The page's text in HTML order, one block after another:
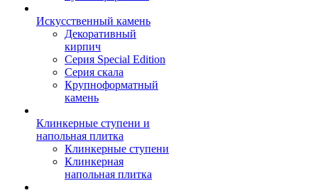
Искусственный камень
Декоративный
кирпич
Серия Special Edition
Серия скала
Крупноформатный
камень
Клинкерные ступени и
напольная плитка
Клинкерные ступени
Клинкерная
напольная плитка